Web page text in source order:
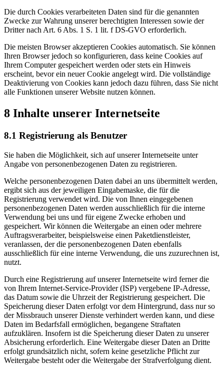
Die durch Cookies verarbeiteten Daten sind für die genannten
Zwecke zur Wahrung unserer berechtigten Interessen sowie der
Dritter nach Art. 6 Abs. 1 S. 1 lit. f DS-GVO erforderlich.
Die meisten Browser akzeptieren Cookies automatisch. Sie können
Ihren Browser jedoch so konfigurieren, dass keine Cookies auf
Ihrem Computer gespeichert werden oder stets ein Hinweis
erscheint, bevor ein neuer Cookie angelegt wird. Die vollständige
Deaktivierung von Cookies kann jedoch dazu führen, dass Sie nicht
alle Funktionen unserer Website nutzen können.
8 Inhalte unserer Internetseite
8.1 Registrierung als Benutzer
Sie haben die Möglichkeit, sich auf unserer Internetseite unter
Angabe von personenbezogenen Daten zu registrieren.
Welche personenbezogenen Daten dabei an uns übermittelt werden,
ergibt sich aus der jeweiligen Eingabemaske, die für die
Registrierung verwendet wird. Die von Ihnen eingegebenen
personenbezogenen Daten werden ausschließlich für die interne
Verwendung bei uns und für eigene Zwecke erhoben und
gespeichert. Wir können die Weitergabe an einen oder mehrere
Auftragsverarbeiter, beispielsweise einen Paketdienstleister,
veranlassen, der die personenbezogenen Daten ebenfalls
ausschließlich für eine interne Verwendung, die uns zuzurechnen ist,
nutzt.
Durch eine Registrierung auf unserer Internetseite wird ferner die
von Ihrem Internet-Service-Provider (ISP) vergebene IP-Adresse,
das Datum sowie die Uhrzeit der Registrierung gespeichert. Die
Speicherung dieser Daten erfolgt vor dem Hintergrund, dass nur so
der Missbrauch unserer Dienste verhindert werden kann, und diese
Daten im Bedarfsfall ermöglichen, begangene Straftaten
aufzuklären. Insofern ist die Speicherung dieser Daten zu unserer
Absicherung erforderlich. Eine Weitergabe dieser Daten an Dritte
erfolgt grundsätzlich nicht, sofern keine gesetzliche Pflicht zur
Weitergabe besteht oder die Weitergabe der Strafverfolgung dient.